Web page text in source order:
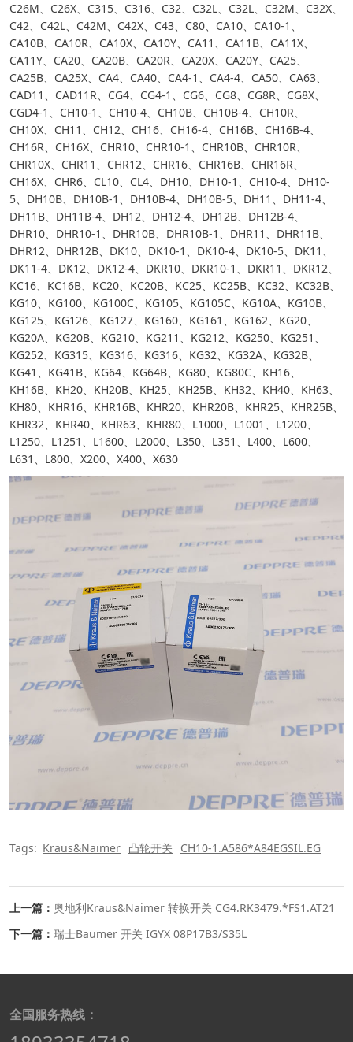
C26M、C26X、C315、C316、C32、C32L、C32L、C32M、C32X、
C42、C42L、C42M、C42X、C43、C80、CA10、CA10-1、
CA10B、CA10R、CA10X、CA10Y、CA11、CA11B、CA11X、
CA11Y、CA20、CA20B、CA20R、CA20X、CA20Y、CA25、
CA25B、CA25X、CA4、CA40、CA4-1、CA4-4、CA50、CA63、
CAD11、CAD11R、CG4、CG4-1、CG6、CG8、CG8R、CG8X、
CGD4-1、CH10-1、CH10-4、CH10B、CH10B-4、CH10R、
CH10X、CH11、CH12、CH16、CH16-4、CH16B、CH16B-4、
CH16R、CH16X、CHR10、CHR10-1、CHR10B、CHR10R、
CHR10X、CHR11、CHR12、CHR16、CHR16B、CHR16R、
CH16X、CHR6、CL10、CL4、DH10、DH10-1、CH10-4、DH10-
5、DH10B、DH10B-1、DH10B-4、DH10B-5、DH11、DH11-4、
DH11B、DH11B-4、DH12、DH12-4、DH12B、DH12B-4、
DHR10、DHR10-1、DHR10B、DHR10B-1、DHR11、DHR11B、
DHR12、DHR12B、DK10、DK10-1、DK10-4、DK10-5、DK11、
DK11-4、DK12、DK12-4、DKR10、DKR10-1、DKR11、DKR12、
KC16、KC16B、KC20、KC20B、KC25、KC25B、KC32、KC32B、
KG10、KG100、KG100C、KG105、KG105C、KG10A、KG10B、
KG125、KG126、KG127、KG160、KG161、KG162、KG20、
KG20A、KG20B、KG210、KG211、KG212、KG250、KG251、
KG252、KG315、KG316、KG316、KG32、KG32A、KG32B、
KG41、KG41B、KG64、KG64B、KG80、KG80C、KH16、
KH16B、KH20、KH20B、KH25、KH25B、KH32、KH40、KH63、
KH80、KHR16、KHR16B、KHR20、KHR20B、KHR25、KHR25B、
KHR32、KHR40、KHR63、KHR80、L1000、L1001、L1200、
L1250、L1251、L1600、L2000、L350、L351、L400、L600、
L631、L800、X200、X400、X630
Tags: Kraus&Naimer 凸轮开关 CH10-1.A586*A84EGSIL.EG
上一篇： 奥地利Kraus&Naimer 转换开关 CG4.RK3479.*FS1.AT21
下一篇： 瑞士Baumer 开关 IGYX 08P17B3/S35L
全国服务热线：